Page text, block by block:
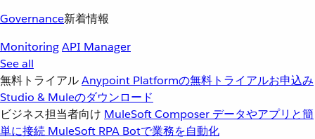
Governance新着情報
MonitoringAPI Manager
See all
無料トライアルAnypoint Platformの無料トライアルお申込み
Studio & Muleのダウンロード
ビジネス担当者向け MuleSoft Composer データやアプリと簡
単に接続 MuleSoft RPA Botで業務を自動化